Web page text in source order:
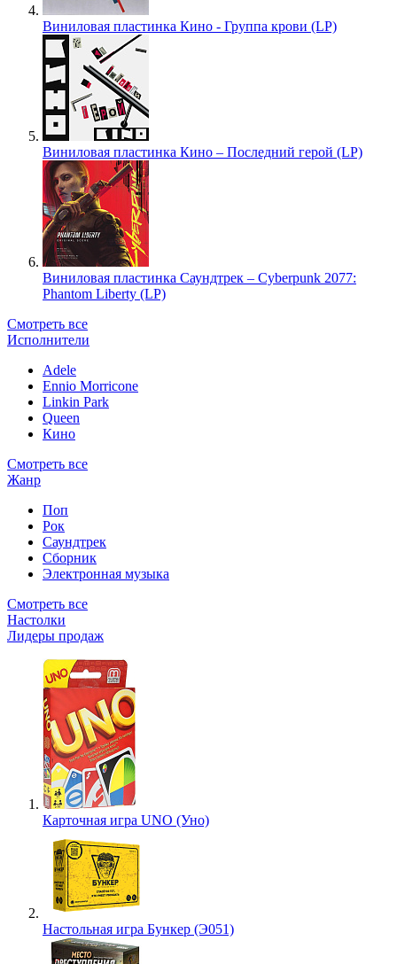
Виниловая пластинка Кино - Группа крови (LP)
Виниловая пластинка Кино – Последний герой (LP)
Виниловая пластинка Саундтрек – Cyberpunk 2077:
Phantom Liberty (LP)
Смотреть все
Исполнители
Adele
Ennio Morricone
Linkin Park
Queen
Кино
Смотреть все
Жанр
Поп
Рок
Саундтрек
Сборник
Электронная музыка
Смотреть все
Настолки
Лидеры продаж
Карточная игра UNO (Уно)
Настольная игра Бункер (Э051)